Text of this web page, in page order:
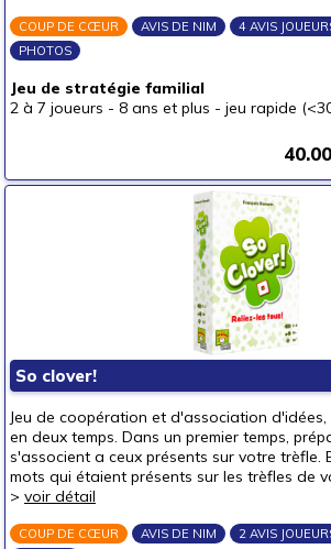
COUP DE CŒUR AVIS DE NIM
4 AVIS
PHOTOS
Jeu de stratégie familial
2 à 7 joueurs - 8 ans et plus - jeu rapide
So clover!
Jeu de coopération et d'association d'idées,
en deux temps. Dans un premier temps,
s'associent a ceux présents sur votre trèfle.
mots qui étaient présents sur les trèfles de
> voir détail
COUP DE CŒUR AVIS DE NIM
2 AVIS